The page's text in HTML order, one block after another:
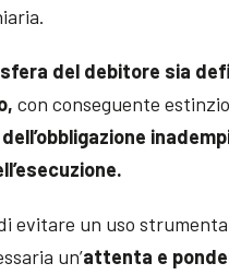
del debitore sia
con conseguente
evitare un uso
un’attenta e